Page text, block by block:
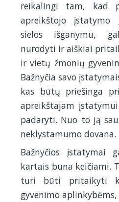
reikalingi tam, kad
apreikštojo įstatymo
sielos išganymu,
nurodyti ir aiškiai
ir vietų žmonių
Bažnyčia savo
kas būtų priešinga
apreikštajam
padaryti. Nuo to ją
neklystamumo dovana.
Bažnyčios
kartais būna keičiami.
turi būti pritaikyti
gyvenimo